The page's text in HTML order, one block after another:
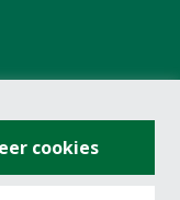
cookies